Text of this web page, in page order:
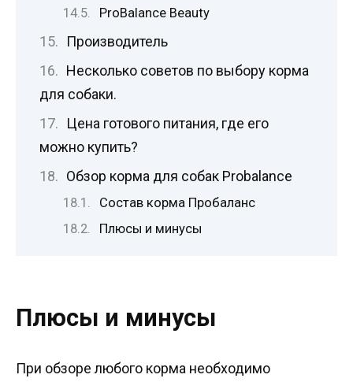
ProBalance Beauty
Производитель
Несколько советов по выбору корма
для собаки.
Цена готового питания, где его
можно купить?
Обзор корма для собак Probalance
Состав корма Пробаланс
Плюсы и минусы
Плюсы и минусы
При обзоре любого корма необходимо